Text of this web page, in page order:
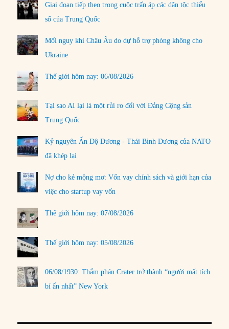
Giai đoạn tiếp theo trong cuộc trấn áp các dân tộc thiểu
số của Trung Quốc
Mối nguy khi Châu Âu do dự hỗ trợ phòng không cho
Ukraine
Thế giới hôm nay: 06/08/2026
Tại sao AI lại là một rủi ro đối với Đảng Cộng sản
Trung Quốc
Kỷ nguyên Ấn Độ Dương - Thái Bình Dương của NATO
đã khép lại
Nợ cho kẻ mộng mơ: Vốn vay chính sách và giới hạn của
việc cho startup vay vốn
Thế giới hôm nay: 07/08/2026
Thế giới hôm nay: 05/08/2026
06/08/1930: Thẩm phán Crater trở thành “người mất tích
bí ẩn nhất” New York